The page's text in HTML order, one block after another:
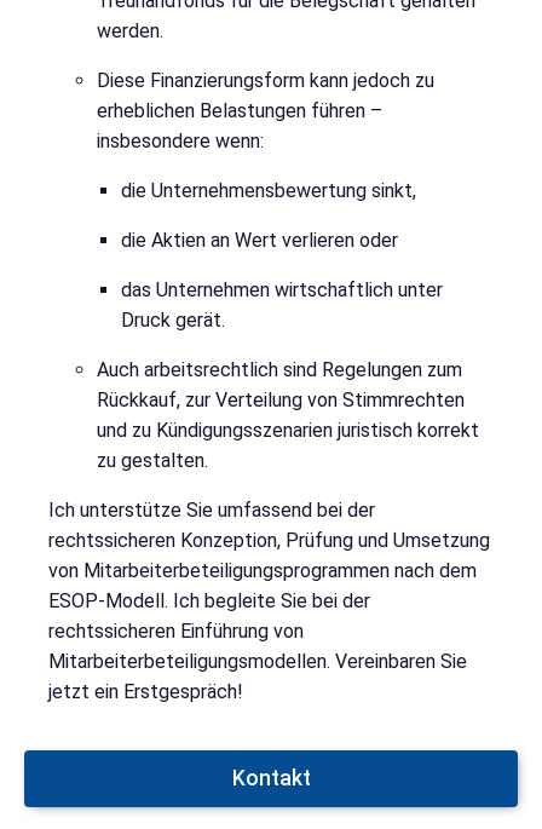
werden.
Diese Finanzierungsform kann jedoch zu
erheblichen Belastungen führen –
insbesondere wenn:
die Unternehmensbewertung sinkt,
die Aktien an Wert verlieren oder
das Unternehmen wirtschaftlich unter
Druck gerät.
Auch arbeitsrechtlich sind Regelungen zum
Rückkauf, zur Verteilung von Stimmrechten
und zu Kündigungsszenarien juristisch korrekt
zu gestalten.
Ich unterstütze Sie umfassend bei der
rechtssicheren Konzeption, Prüfung und Umsetzung
von Mitarbeiterbeteiligungsprogrammen nach dem
ESOP-Modell. Ich begleite Sie bei der
rechtssicheren Einführung von
Mitarbeiterbeteiligungsmodellen. Vereinbaren Sie
jetzt ein Erstgespräch!
Kontakt